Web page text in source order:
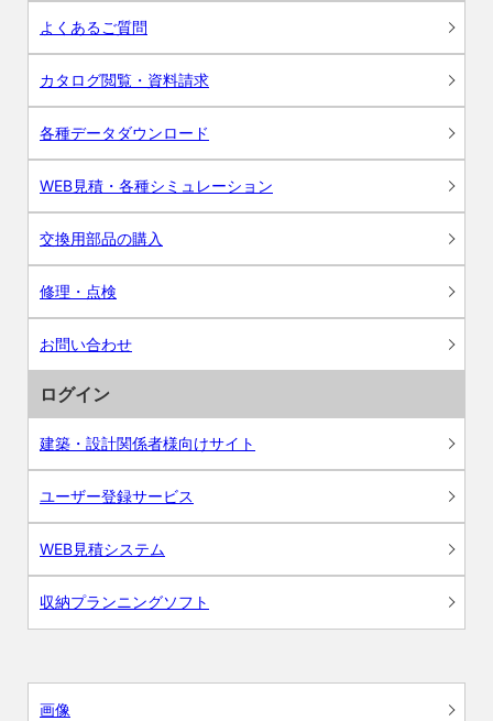
よくあるご質問
カタログ閲覧・資料請求
各種データダウンロード
WEB見積・各種シミュレーション
交換用部品の購入
修理・点検
お問い合わせ
ログイン
建築・設計関係者様向けサイト
ユーザー登録サービス
WEB見積システム
収納プランニングソフト
画像